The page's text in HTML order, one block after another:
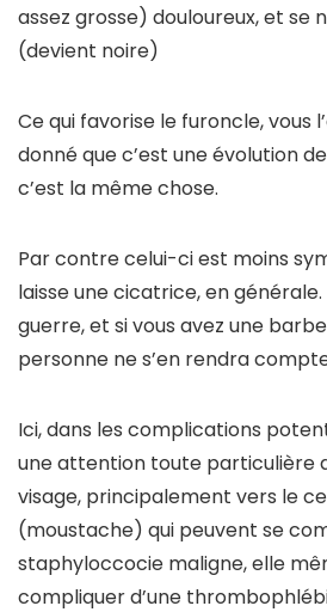
assez grosse) douloureux, et se
(devient noire)
Ce qui favorise le furoncle, vous
donné que c’est une évolution
c’est la même chose.
Par contre celui-ci est moins
laisse une cicatrice, en
guerre, et si vous avez une
personne ne s’en rendra
Ici, dans les complications
une attention toute particulière
visage, principalement vers le
(moustache) qui peuvent se
staphyloccocie maligne, elle
compliquer d’une